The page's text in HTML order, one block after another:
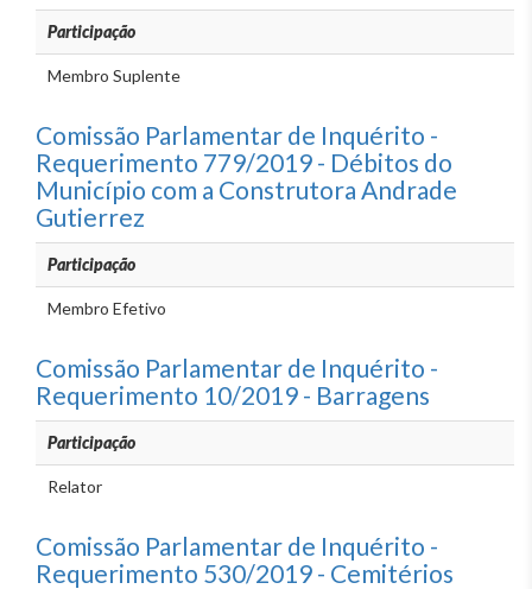
Participação
Membro Suplente
Comissão Parlamentar de Inquérito -
Requerimento 779/2019 - Débitos do
Município com a Construtora Andrade
Gutierrez
Participação
Membro Efetivo
Comissão Parlamentar de Inquérito -
Requerimento 10/2019 - Barragens
Participação
Relator
Comissão Parlamentar de Inquérito -
Requerimento 530/2019 - Cemitérios